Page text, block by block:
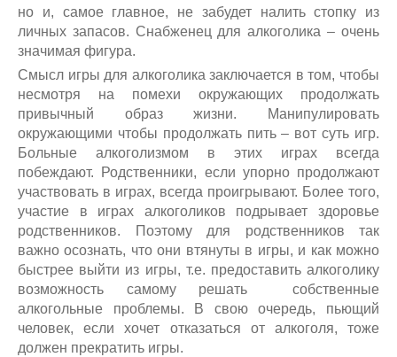
но и, самое главное, не забудет налить стопку из
личных запасов. Снабженец для алкоголика – очень
значимая фигура.
Смысл игры для алкоголика заключается в том, чтобы
несмотря на помехи окружающих продолжать
привычный образ жизни. Манипулировать
окружающими чтобы продолжать пить – вот суть игр.
Больные алкоголизмом в этих играх всегда
побеждают. Родственники, если упорно продолжают
участвовать в играх, всегда проигрывают. Более того,
участие в играх алкоголиков подрывает здоровье
родственников. Поэтому для родственников так
важно осознать, что они втянуты в игры, и как можно
быстрее выйти из игры, т.е. предоставить алкоголику
возможность самому решать собственные
алкогольные проблемы. В свою очередь, пьющий
человек, если хочет отказаться от алкоголя, тоже
должен прекратить игры.